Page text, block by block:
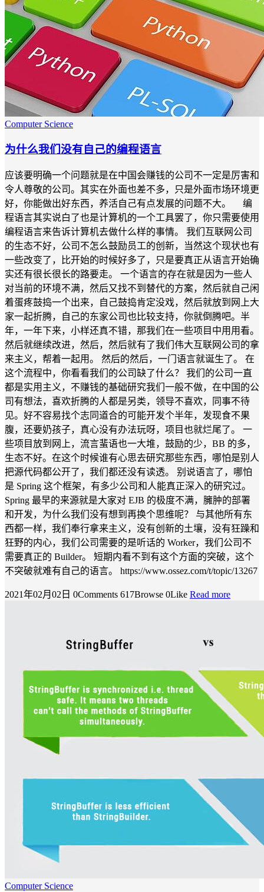
Computer Science
为什么我们没有自己的编程语言
应该要明确一个问题就是在中国会赚钱的公司不一定是厉害和
令人尊敬的公司。其实在外面也差不多，只是外面市场环境更
好，你能做出好东西，养活自己有点发展的问题不大。 编
程语言其实说白了也是计算机的一个工具罢了，你只需要使用
编程语言来告诉计算机去做什么样的事情。 我们互联网公司
的生态不好，公司不怎么鼓励员工的创新，当然这个现状也有
一些改变了，比开始的时候好多了，只是要真正从语言开始确
实还有很长很长的路要走。 一个语言的存在就是因为一些人
对当前的环境不满，然后又找不到替代的方案，然后就自己闲
着蛋疼鼓捣一个出来，自己鼓捣肯定没戏，然后就放到网上大
家一起折腾，自己的东家公司也比较支持，你就倒腾吧。半
年，一年下来，小样还真不错，那我们在一些项目中用用看。
然后就继续改进，然后，然后就有了我们伟大互联网公司的拿
来主义，帮着一起用。 然后的然后，一门语言就诞生了。 在
这个流程中，你看看我们的公司缺了什么？ 我们的公司一直
都是实用主义，不赚钱的基础研究我们一般不做，在中国的公
司有想法，喜欢折腾的人都是另类，领导不喜欢，同事不待
见。好不容易找个志同道合的可能开发个半年，发现食不果
腹，还要奶孩子，真心没有办法玩呀，项目也就烂尾了。 一
些项目放到网上，流言蜚语也一大堆，鼓励的少，BB 的多，
生态不好。在这个时候谁有心思去研究那些东西，哪怕是别人
把源代码都公开了，我们都还没有读透。 别说语言了，哪怕
是 Spring 这个框架，有多少公司和人能真正深入的研究过。
Spring 最早的来源就是大家对 EJB 的极度不满，臃肿的部署
和开发，为什么我们没有想到再换个思维呢？ 与其他所有东
西都一样，我们奉行拿来主义，没有创新的土壤，没有狂躁和
狂野的内心，我们公司需要的是听话的 Worker，我们公司不
需要真正的 Builder。 短期内看不到有这个方面的突破，这个
不突破就难有自己的语言。 https://www.ossez.com/t/topic/13267
2021年02月02日 0Comments 617Browse 0Like Read more
Computer Science